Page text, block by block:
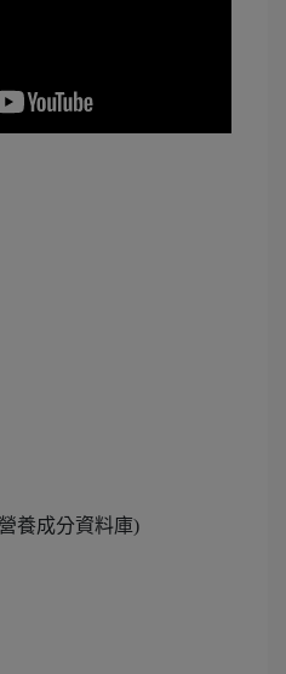
養成分資料庫)